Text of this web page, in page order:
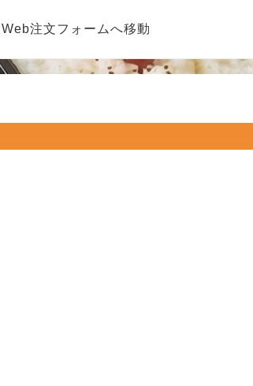
Web注文フォームへ移動